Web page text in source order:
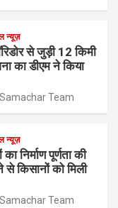
न्यूज़
से जुड़ी 12 किमी
का डीएम ने किया
Team
न्यूज़
का निर्माण पूर्णता की
किसानों को मिली
Team